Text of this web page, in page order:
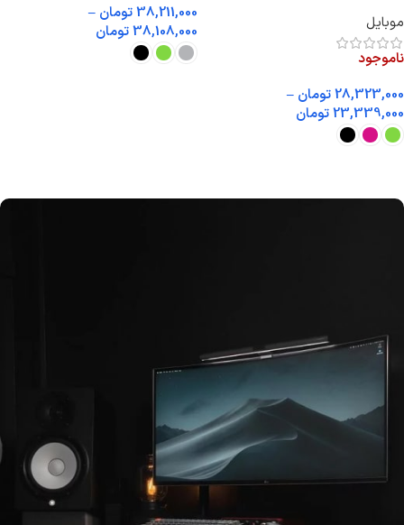
موبایل
ناموجود
28,323,000تومان –
23,339,000تومان
38,211,000تومان –
38,108,000تومان